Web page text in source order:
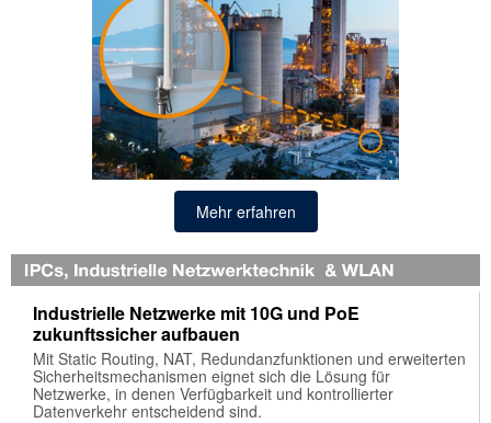
Mehr erfahren
Industrielle Netzwerke mit 10G und PoE
zukunftssicher aufbauen
Mit Static Routing, NAT, Redundanzfunktionen und erweiterten
Sicherheitsmechanismen eignet sich die Lösung für
Netzwerke, in denen Verfügbarkeit und kontrollierter
Datenverkehr entscheidend sind.